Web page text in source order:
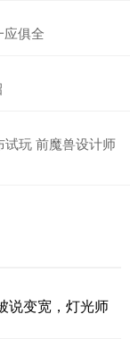
俱全
试玩 前魔兽设计师
说变宽，灯光师